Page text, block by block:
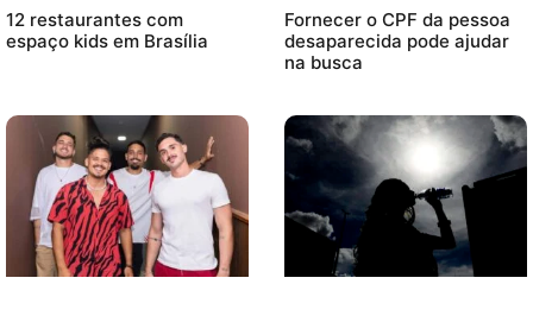
12 restaurantes com
espaço kids em Brasília
Fornecer o CPF da pessoa
desaparecida pode ajudar
na busca